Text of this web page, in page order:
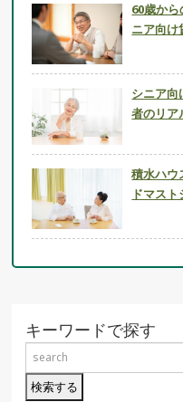
60歳か
ニア向け
シニア向
者のリア
積水ハウ
ドマス
キーワードで探す